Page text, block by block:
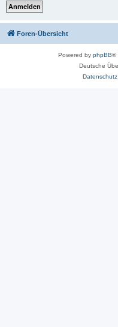
Foren-Übersicht
Powered by phpBB®
Deutsche
Datenschutz